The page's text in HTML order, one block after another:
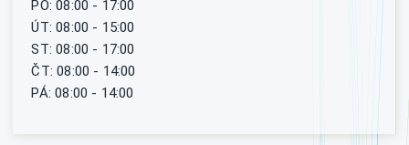
PO: 08:00 - 17:00
ÚT: 08:00 - 15:00
ST: 08:00 - 17:00
ČT: 08:00 - 14:00
PÁ: 08:00 - 14:00